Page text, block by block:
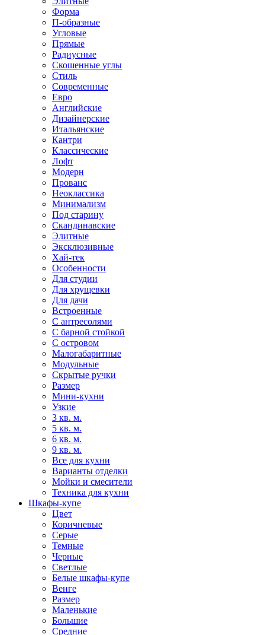
Форма
П-образные
Угловые
Прямые
Радиусные
Скошенные углы
Стиль
Современные
Евро
Английские
Дизайнерские
Итальянские
Кантри
Классические
Лофт
Модерн
Прованс
Неоклассика
Минимализм
Под старину
Скандинавские
Элитные
Эксклюзивные
Хай-тек
Особенности
Для студии
Для хрущевки
Для дачи
Встроенные
С антресолями
С барной стойкой
С островом
Малогабаритные
Модульные
Скрытые ручки
Размер
Мини-кухни
Узкие
3 кв. м.
5 кв. м.
6 кв. м.
9 кв. м.
Все для кухни
Варианты отделки
Мойки и смесители
Техника для кухни
Шкафы-купе
Цвет
Коричневые
Серые
Темные
Черные
Светлые
Белые шкафы-купе
Венге
Размер
Маленькие
Большие
Средние